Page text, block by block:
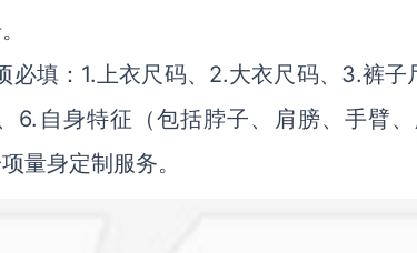
必填：1.上衣尺码、2.大衣尺码、3.裤
6.自身特征（包括脖子、肩膀、手臂
量身定制服务。